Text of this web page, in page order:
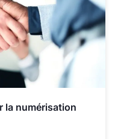
la numérisation